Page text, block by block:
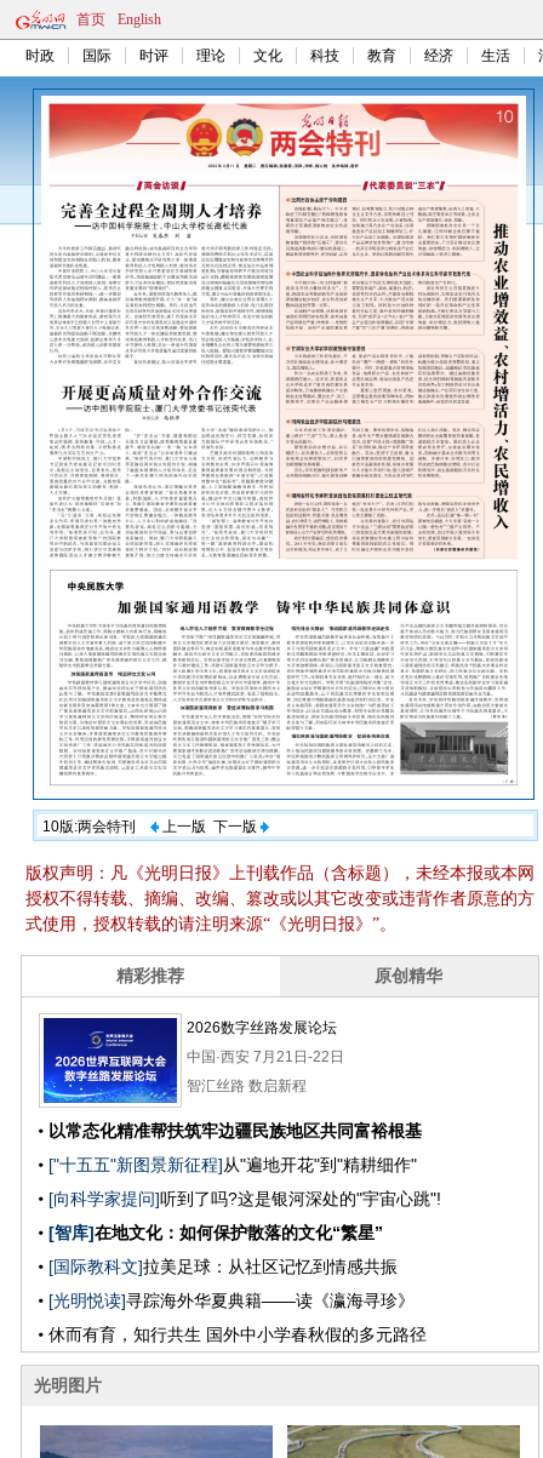
首页 English
时政 国际 时评 理论 文化 科技 教育 经济 生活
10版:两会特刊 上一版 下一版
版权声明：凡《光明日报》上刊载作品（含标题），未经本报或本网
授权不得转载、摘编、改编、篡改或以其它改变或违背作者原意的方
式使用，授权转载的请注明来源“《光明日报》”。